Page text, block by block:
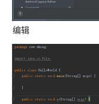
编辑